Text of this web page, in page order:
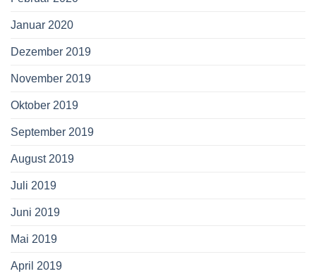
Januar 2020
Dezember 2019
November 2019
Oktober 2019
September 2019
August 2019
Juli 2019
Juni 2019
Mai 2019
April 2019